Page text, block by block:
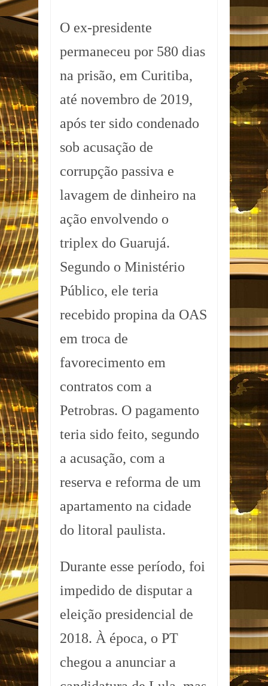
O ex-presidente
permaneceu por 580 dias
na prisão, em Curitiba,
até novembro de 2019,
após ter sido condenado
sob acusação de
corrupção passiva e
lavagem de dinheiro na
ação envolvendo o
triplex do Guarujá.
Segundo o Ministério
Público, ele teria
recebido propina da OAS
em troca de
favorecimento em
contratos com a
Petrobras. O pagamento
teria sido feito, segundo
a acusação, com a
reserva e reforma de um
apartamento na cidade
do litoral paulista.
Durante esse período, foi
impedido de disputar a
eleição presidencial de
2018. À época, o PT
chegou a anunciar a